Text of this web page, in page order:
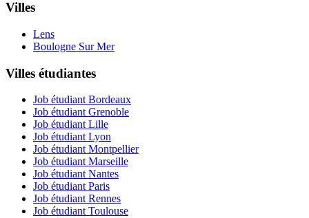
Villes
Lens
Boulogne Sur Mer
Villes étudiantes
Job étudiant Bordeaux
Job étudiant Grenoble
Job étudiant Lille
Job étudiant Lyon
Job étudiant Montpellier
Job étudiant Marseille
Job étudiant Nantes
Job étudiant Paris
Job étudiant Rennes
Job étudiant Toulouse